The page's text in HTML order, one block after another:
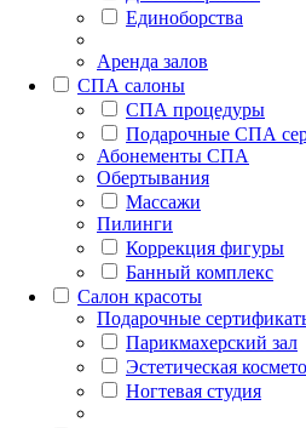
Единоборства
Аренда залов
СПА салоны
СПА процедуры
Подарочные СПА
Абонементы СПА
Обертывания
Массажи
Пилинги
Коррекция фигуры
Банный комплекс
Салон красоты
Подарочные
Парикмахерский зал
Эстетическая
Ногтевая студия